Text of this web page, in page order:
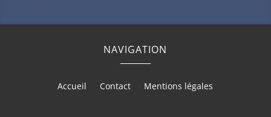
NAVIGATION
Accueil Contact Mentions légales